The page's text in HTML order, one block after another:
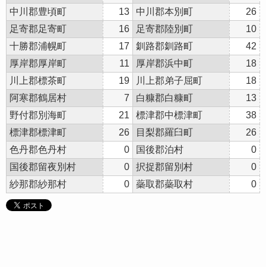
中川郡豊頃町
13 中川郡本別町
26
足寄郡足寄町
16 足寄郡陸別町
10
十勝郡浦幌町
17 釧路郡釧路町
42
厚岸郡厚岸町
11 厚岸郡浜中町
18
川上郡標茶町
19 川上郡弟子屈町
18
阿寒郡鶴居村
7 白糠郡白糠町
13
野付郡別海町
21 標津郡中標津町
38
標津郡標津町
26 目梨郡羅臼町
26
色丹郡色丹村
0 国後郡泊村
0
国後郡留夜別村
0 択捉郡留別村
0
紗那郡紗那村
0 蘂取郡蘂取村 0